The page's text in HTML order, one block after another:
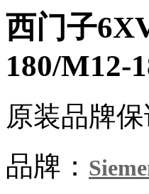
西门子
180/M12-
原装品牌
品牌：